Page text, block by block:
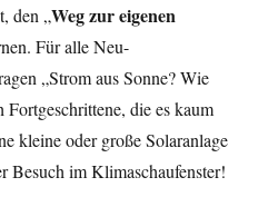
den „Weg zur eigenen
Für alle Neu-
„Strom aus Sonne? Wie
Fortgeschrittene, die es kaum
kleine oder große Solaranlage
Besuch im Klimaschaufenster!